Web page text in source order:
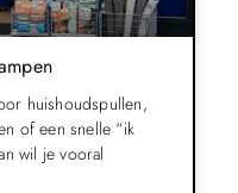
huishoudspullen,
of een snelle “ik
wil je vooral